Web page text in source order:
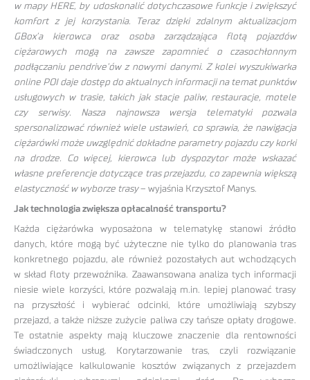
w mapy HERE, by udoskonalić dotychczasowe funkcje i zwiększyć
komfort z jej korzystania. Teraz dzięki zdalnym aktualizacjom
GBox’a kierowca oraz osoba zarządzająca flotą pojazdów
ciężarowych mogą na zawsze zapomnieć o czasochłonnym
podłączaniu pendrive’ów z nowymi danymi. Z kolei wyszukiwarka
online POI daje dostęp do aktualnych informacji na temat punktów
usługowych w trasie, takich jak stacje paliw, restauracje, motele
czy serwisy. Nasza najnowsza wersja telematyki pozwala
spersonalizować również wiele ustawień, co sprawia, że nawigacja
ciężarówki może uwzględnić dokładne parametry pojazdu czy korki
na drodze. Co więcej, kierowca lub dyspozytor może wskazać
własne preferencje dotyczące tras przejazdu, co zapewnia większą
elastyczność w wyborze trasy– wyjaśnia Krzysztof Manys.
Jak technologia zwiększa opłacalność transportu?
Każda ciężarówka wyposażona w telematykę stanowi źródło
danych, które mogą być użyteczne nie tylko do planowania tras
konkretnego pojazdu, ale również pozostałych aut wchodzących
w skład floty przewoźnika. Zaawansowana analiza tych informacji
niesie wiele korzyści, które pozwalają m.in. lepiej planować trasy
na przyszłość i wybierać odcinki, które umożliwiają szybszy
przejazd, a także niższe zużycie paliwa czy tańsze opłaty drogowe.
Te ostatnie aspekty mają kluczowe znaczenie dla rentowności
świadczonych usług. Korytarzowanie tras, czyli rozwiązanie
umożliwiające kalkulowanie kosztów związanych z przejazdem